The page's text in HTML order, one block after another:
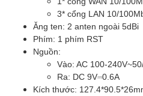
3* cổng LAN 10/
Ăng ten: 2 anten ngoài 5dBi
Phím: 1 phím RST
Nguồn:
Vào: AC 100-
Ra: DC 9V⎓0.6A
Kích thước: